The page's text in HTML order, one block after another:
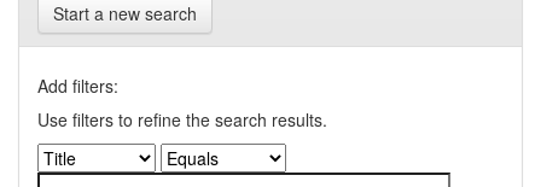
Start a new search
Add filters:
Use filters to refine the search results.